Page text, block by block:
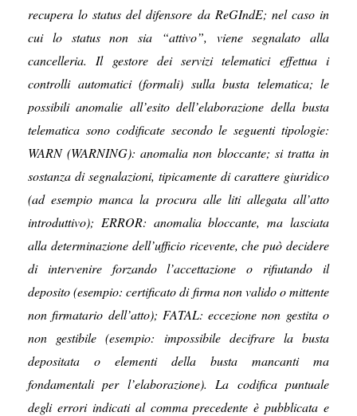
recupera lo status del difensore da ReGIndE; nel caso in
cui lo status non sia “attivo”, viene segnalato alla
cancelleria. Il gestore dei servizi telematici effettua i
controlli automatici (formali) sulla busta telematica; le
possibili anomalie all’esito dell’elaborazione della busta
telematica sono codificate secondo le seguenti tipologie:
WARN (WARNING): anomalia non bloccante; si tratta in
sostanza di segnalazioni, tipicamente di carattere giuridico
(ad esempio manca la procura alle liti allegata all’atto
introduttivo); ERROR: anomalia bloccante, ma lasciata
alla determinazione dell’ufficio ricevente, che può decidere
di intervenire forzando l’accettazione o rifiutando il
deposito (esempio: certificato di firma non valido o mittente
non firmatario dell’atto); FATAL: eccezione non gestita o
non gestibile (esempio: impossibile decifrare la busta
depositata o elementi della busta mancanti ma
fondamentali per l’elaborazione). La codifica puntuale
degli errori indicati al comma precedente è pubblicata e